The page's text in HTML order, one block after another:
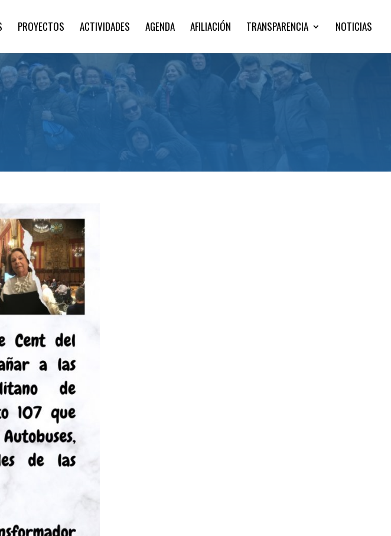
PROYECTOS ACTIVIDADES AGENDA AFILIACIÓN TRANSPARENCIA NOTICIAS